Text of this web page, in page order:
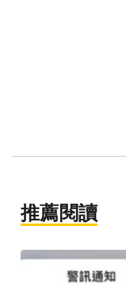
推薦閱讀